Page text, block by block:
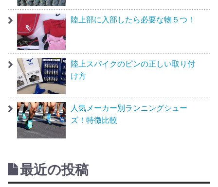
陸上部に入部したら必要な物５つ！
陸上スパイクのピンの正しい取り付
け方
人気メーカー別ランニングシュー
ズ！特徴比較
最近の投稿